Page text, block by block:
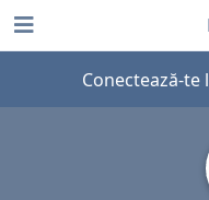
Conectează-